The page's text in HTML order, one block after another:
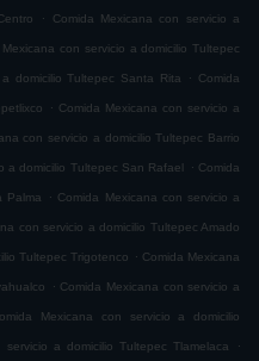
. Comida Mexicana con servicio a
Mexicana con servicio a domicilio Tultepec
domicilio Tultepec Santa Rita . Comida
. Comida Mexicana con servicio a
con servicio a domicilio Tultepec Barrio
a domicilio Tultepec San Rafael . Comida
Palma . Comida Mexicana con servicio a
con servicio a domicilio Tultepec Amado
Tultepec Trigotenco . Comida Mexicana
. Comida Mexicana con servicio a
Mexicana con servicio a domicilio
servicio a domicilio Tultepec Tlamelaca .